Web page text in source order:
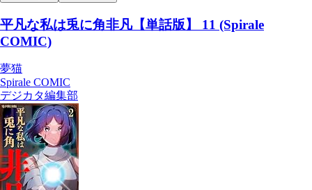
平凡な私は兎に角非凡【単話版】 11 (Spirale
COMIC)
夢猫
Spirale COMIC
デジカタ編集部